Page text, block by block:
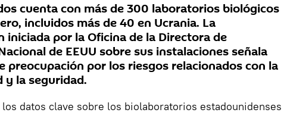
cuenta con más de 300 laboratorios biológicos
incluidos más de 40 en Ucrania. La
iniciada por la Oficina de la Directora de
de EEUU sobre sus instalaciones señala
preocupación por los riesgos relacionados con la
y la seguridad.
datos clave sobre los biolaboratorios estadounidenses